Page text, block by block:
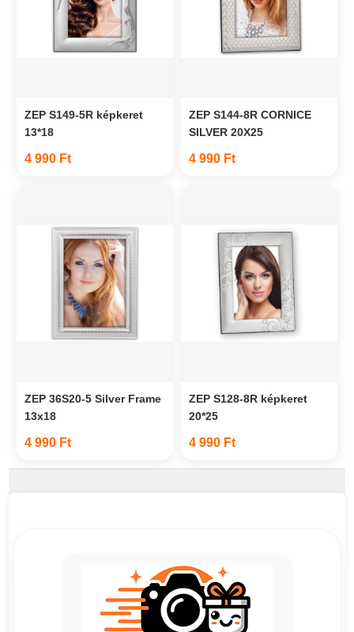
ZEP S149-5R képkeret
13*18
4 990 Ft
ZEP S144-8R CORNICE
SILVER 20X25
4 990 Ft
ZEP 36S20-5 Silver Frame
13x18
4 990 Ft
ZEP S128-8R képkeret
20*25
4 990 Ft